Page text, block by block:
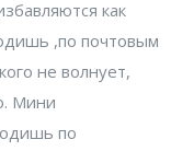
как
,по почтовым
не волнует,
Мини
по